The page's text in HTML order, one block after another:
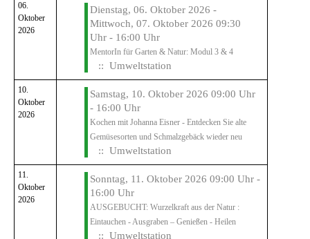
06.
Oktober
2026
Dienstag, 06. Oktober 2026 -
Mittwoch, 07. Oktober 2026 09:30
Uhr - 16:00 Uhr
MentorIn für Garten & Natur: Modul 3 & 4
:: Umweltstation
10.
Oktober
2026
Samstag, 10. Oktober 2026 09:00 Uhr
- 16:00 Uhr
Kochen mit Johanna Eisner - Entdecken Sie alte
Gemüsesorten und Schmalzgebäck wieder neu
:: Umweltstation
11.
Oktober
2026
Sonntag, 11. Oktober 2026 09:00 Uhr -
16:00 Uhr
AUSGEBUCHT: Wurzelkraft aus der Natur :
Eintauchen - Ausgraben – Genießen - Heilen
:: Umweltstation